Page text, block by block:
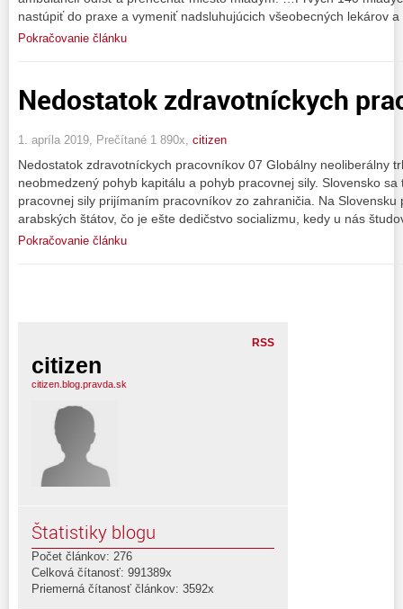
nastúpiť do praxe a vymeniť nadsluhujúcich všeobecných lekárov
Pokračovanie článku
Nedostatok zdravotníckych
1. apríla 2019, Prečítané 1 890x, citizen
Nedostatok zdravotníckych pracovníkov 07 Globálny neoliberálny
neobmedzený pohyb kapitálu a pohyb pracovnej sily. Slovensko
pracovnej sily prijímaním pracovníkov zo zahraničia. Na
arabských štátov, čo je ešte dedičstvo socializmu, kedy u nás
Pokračovanie článku
RSS
citizen
citizen.blog.pravda.sk
Štatistiky blogu
Počet článkov: 276
Celková čítanosť: 991389x
Priemerná čítanosť článkov: 3592x